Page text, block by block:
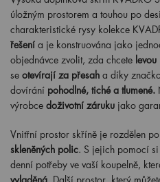
úložným prostorem a touhou po
charakteristické rysy kolekce
řešení a je konstruována jako
objednávce zvolit, zda chcete
se otevírají za přesah a díky
dovírání pohodlné, tiché a tlumené.
výrobce doživotní záruku jako
Vnitřní prostor skříně je rozdělen
skleněných polic. S jejich pomocí
denní potřeby ve vaší koupelně,